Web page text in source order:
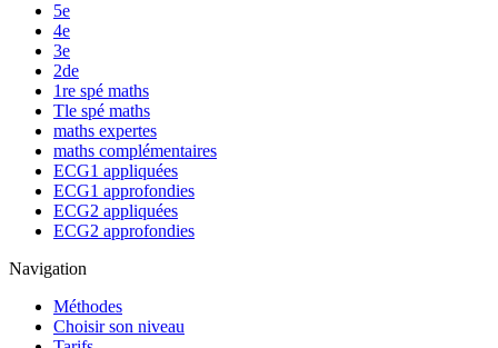
5e
4e
3e
2de
1re spé maths
Tle spé maths
maths expertes
maths complémentaires
ECG1 appliquées
ECG1 approfondies
ECG2 appliquées
ECG2 approfondies
Navigation
Méthodes
Choisir son niveau